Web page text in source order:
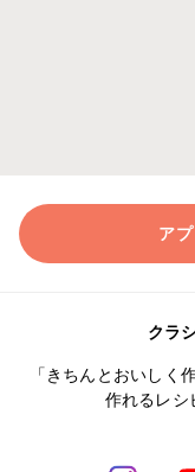
ア
クラ
「きちんとおいしく
作れるレシ